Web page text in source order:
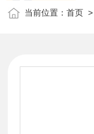
当前位置：首页 >